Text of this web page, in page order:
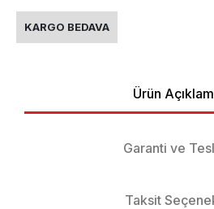
KARGO BEDAVA
Ürün
Garanti ve
Taksit